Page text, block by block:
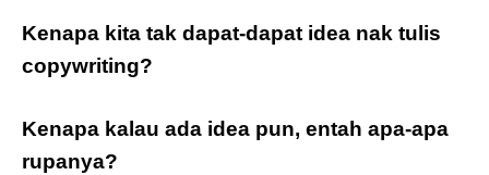
Kenapa kita tak dapat-dapat idea nak tulis
copywriting?
Kenapa kalau ada idea pun, entah apa-apa
rupanya?